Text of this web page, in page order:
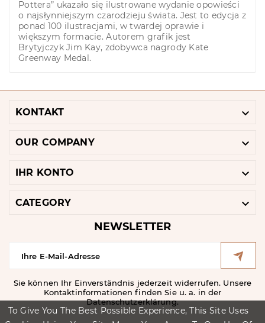
To Give You The Best Possible Experience, This Site Uses
Pottera” ukazało się ilustrowane wydanie opowieści
o najsłynniejszym czarodzieju świata. Jest to edycja z
ponad 100 ilustracjami, w twardej oprawie i
większym formacie. Autorem grafik jest
Brytyjczyk Jim Kay, zdobywca nagrody Kate
Greenway Medal.
KONTAKT 
OUR COMPANY 
IHR KONTO 
CATEGORY 
NEWSLETTER
Sie können Ihr Einverständnis jederzeit widerrufen. Unsere
Kontaktinformationen finden Sie u. a. in der
Datenschutzerklärung.